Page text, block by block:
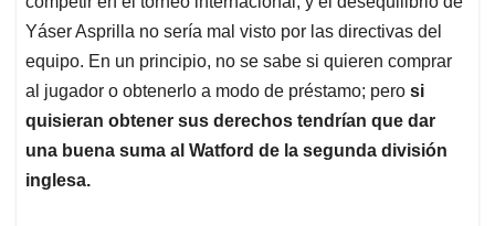
Yáser Asprilla no sería mal visto por las directivas del
equipo. En un principio, no se sabe si quieren comprar
al jugador o obtenerlo a modo de préstamo; pero si
quisieran obtener sus derechos tendrían que dar
una buena suma al Watford de la segunda división
inglesa.